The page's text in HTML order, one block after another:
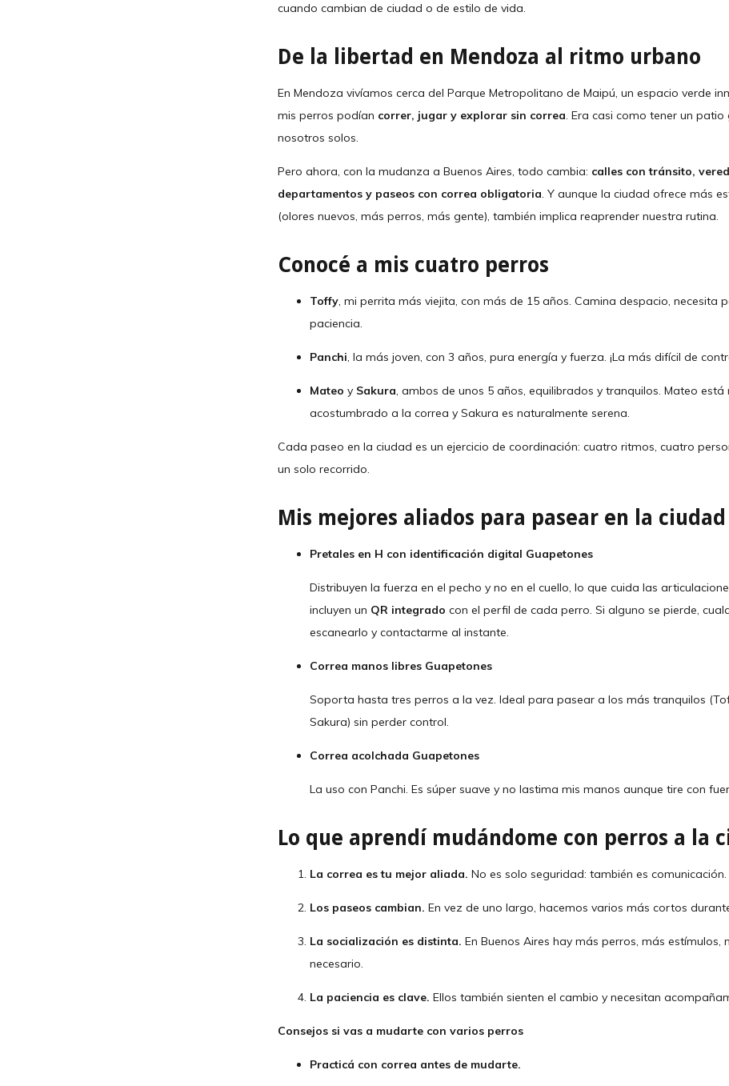
cuando cambian de ciudad o de estilo de vida.
De la libertad en Mendoza al ritmo urbano
En Mendoza vivíamos cerca del Parque Metropolitano de Maipú, un espacio verde
mis perros podían correr, jugar y explorar sin correa. Era casi como tener un
nosotros solos.
Pero ahora, con la mudanza a Buenos Aires, todo cambia: calles con tránsito,
departamentos y paseos con correa obligatoria. Y aunque la ciudad ofrece más
(olores nuevos, más perros, más gente), también implica reaprender nuestra rutina.
Conocé a mis cuatro perros
Toffy, mi perrita más viejita, con más de 15 años. Camina despacio, necesita
paciencia.
Panchi, la más joven, con 3 años, pura energía y fuerza. ¡La más difícil de
Mateo y Sakura, ambos de unos 5 años, equilibrados y tranquilos. Mateo está
acostumbrado a la correa y Sakura es naturalmente serena.
Cada paseo en la ciudad es un ejercicio de coordinación: cuatro ritmos, cuatro
un solo recorrido.
Mis mejores aliados para pasear en la ciudad
Pretales en H con identificación digital Guapetones
Distribuyen la fuerza en el pecho y no en el cuello, lo que cuida las
incluyen un QR integrado con el perfil de cada perro. Si alguno se pierde,
escanearlo y contactarme al instante.
Correa manos libres Guapetones
Soporta hasta tres perros a la vez. Ideal para pasear a los más tranquilos
Sakura) sin perder control.
Correa acolchada Guapetones
La uso con Panchi. Es súper suave y no lastima mis manos aunque tire con
Lo que aprendí mudándome con perros a la
La correa es tu mejor aliada. No es solo seguridad: también es comunicación.
Los paseos cambian. En vez de uno largo, hacemos varios más cortos
La socialización es distinta. En Buenos Aires hay más perros, más estímulos,
necesario.
La paciencia es clave. Ellos también sienten el cambio y necesitan
Consejos si vas a mudarte con varios perros
Practicá con correa antes de mudarte.